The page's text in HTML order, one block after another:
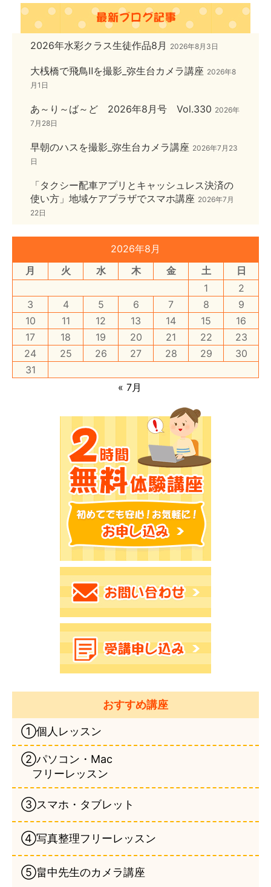
2026年水彩クラス生徒作品8月 2026年8月3日
大桟橋で飛鳥Ⅱを撮影_弥生台カメラ講座 2026年8
月1日
あ～り～ば～ど 2026年8月号 Vol.330 2026年
7月28日
早朝のハスを撮影_弥生台カメラ講座 2026年7月23
日
「タクシー配車アプリとキャッシュレス決済の
使い方」地域ケアプラザでスマホ講座 2026年7月
22日
2026年8月
月
火 水 木 金 土
日
1
2
3
4 5 6 7 8
9
10
11 12 13 14 15
16
17
18 19 20 21 22
23
24
25 26 27 28 29
30
31
« 7月
おすすめ講座
①個人レッスン
②パソコン・Mac
フリーレッスン
③スマホ・タブレット
④写真整理フリーレッスン
⑤畠中先生のカメラ講座